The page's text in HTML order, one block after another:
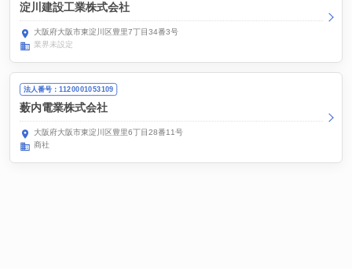
淀川建設工業株式会社
大阪府大阪市東淀川区豊里7丁目34番3号
業界未設定
法人番号：1120001053109
薮内電業株式会社
大阪府大阪市東淀川区豊里6丁目28番11号
商社